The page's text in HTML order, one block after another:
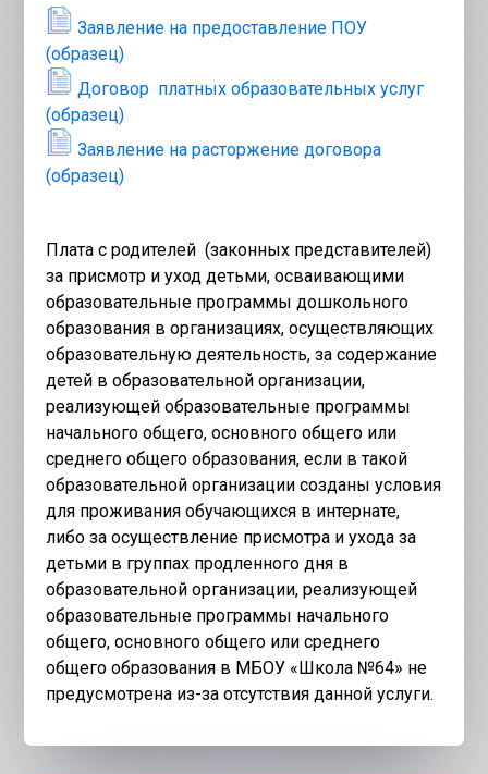
Заявление на предоставление ПОУ
(образец)
Договор  платных образовательных услуг
(образец)
Заявление на расторжение договора
(образец)
Плата с родителей (законных представителей)
за присмотр и уход детьми, осваивающими
образовательные программы дошкольного
образования в организациях, осуществляющих
образовательную деятельность, за содержание
детей в образовательной организации,
реализующей образовательные программы
начального общего, основного общего или
среднего общего образования, если в такой
образовательной организации созданы условия
для проживания обучающихся в интернате,
либо за осуществление присмотра и ухода за
детьми в группах продленного дня в
образовательной организации, реализующей
образовательные программы начального
общего, основного общего или среднего
общего образования в МБОУ «Школа №64» не
предусмотрена из-за отсутствия данной услуги.